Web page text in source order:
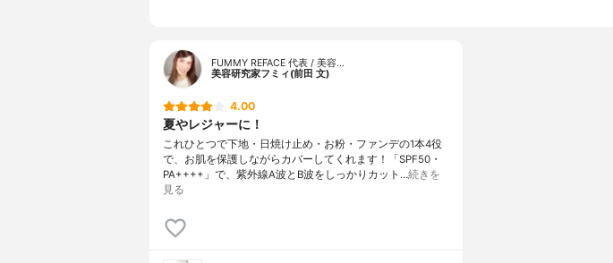
FUMMY REFACE 代表 / 美容…
美容研究家フミィ(前田 文)
4.00
夏やレジャーに！
これひとつで下地・日焼け止め・お粉・ファンデの1本4役
で、お肌を保護しながらカバーしてくれます！「SPF50・
PA++++」で、紫外線A波とB波をしっかりカット…続きを
見る